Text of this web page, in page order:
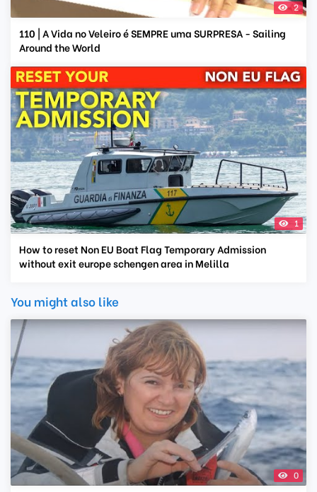
2
110 | A Vida no Veleiro é SEMPRE uma SURPRESA - Sailing
Around the World
1
How to reset Non EU Boat Flag Temporary Admission
without exit europe schengen area in Melilla
You might also like
0